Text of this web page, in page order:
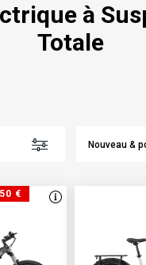
à
Totale
€